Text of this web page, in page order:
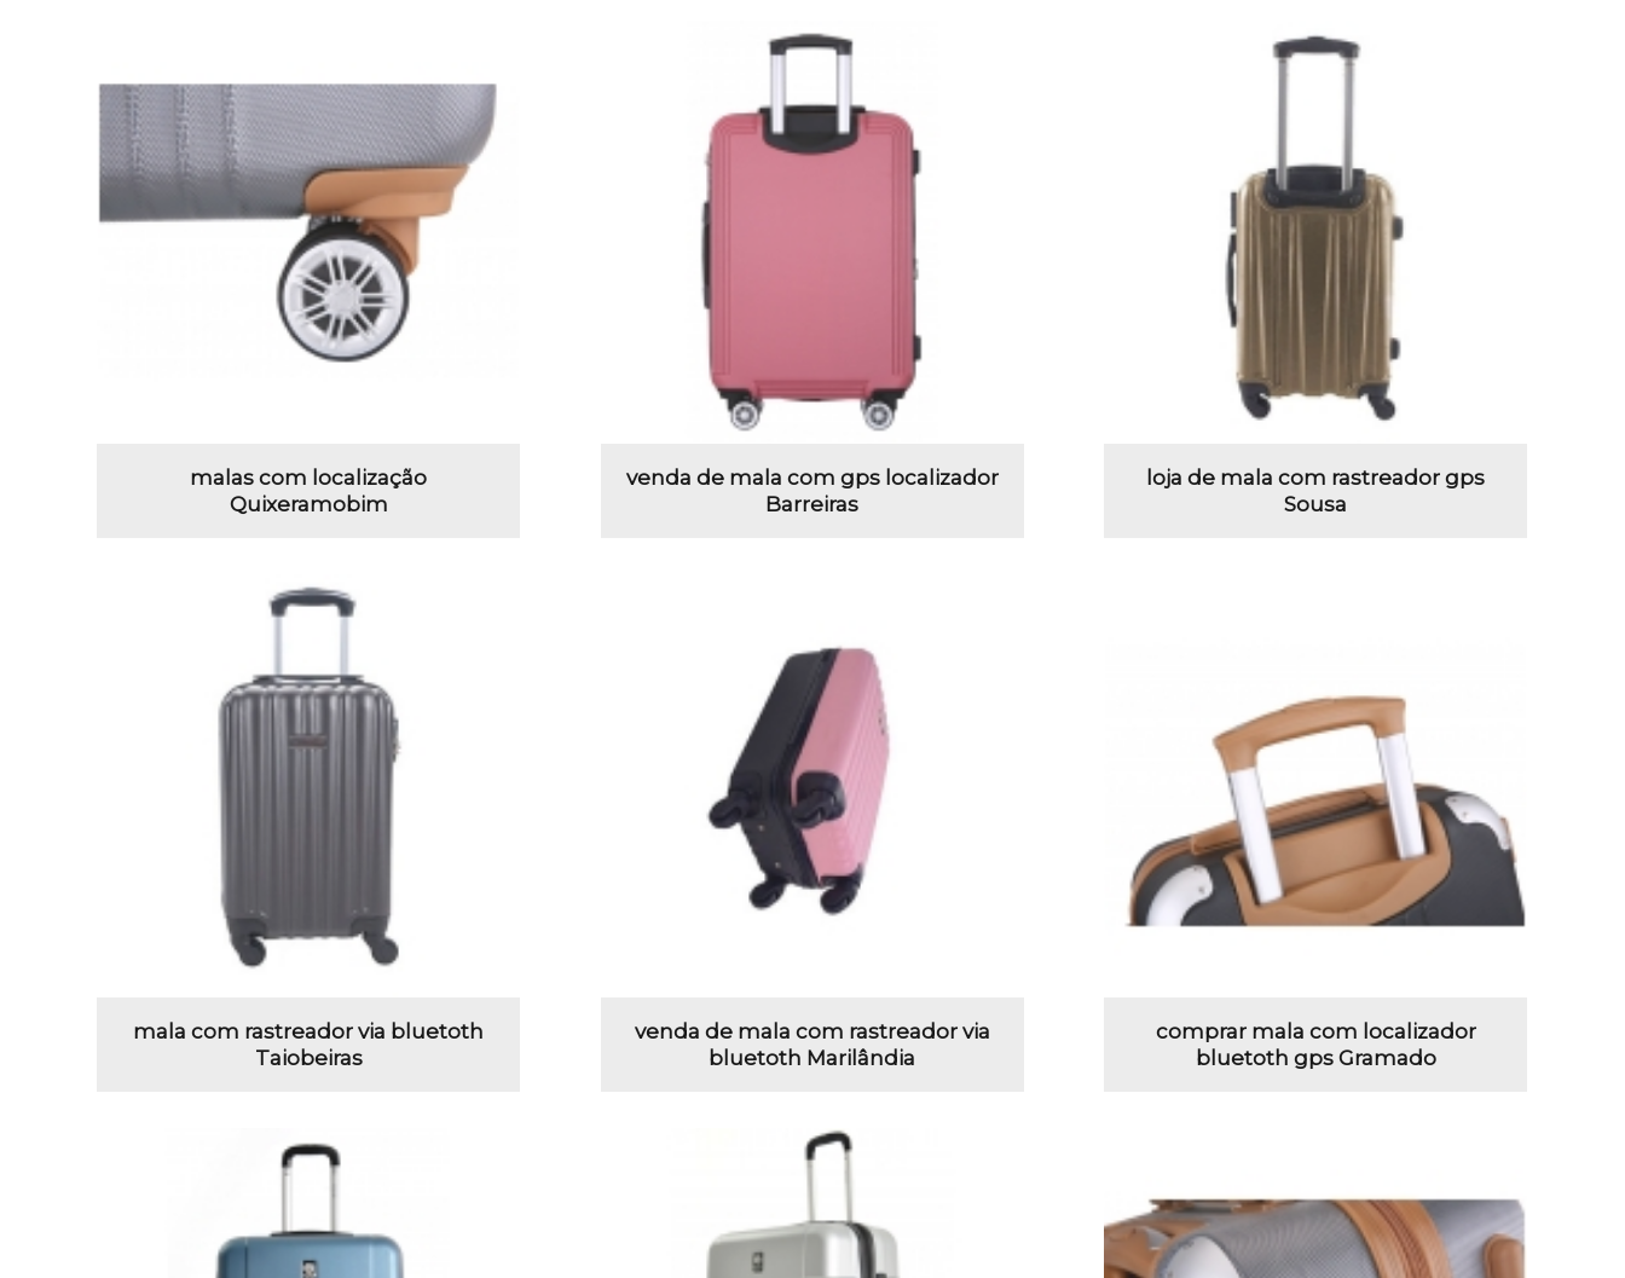
malas com localização
Quixeramobim
venda de mala com gps localizador
Barreiras
loja de mala com rastreador gps
Sousa
mala com rastreador via bluetoth
Taiobeiras
venda de mala com rastreador via
bluetoth Marilândia
comprar mala com localizador
bluetoth gps Gramado